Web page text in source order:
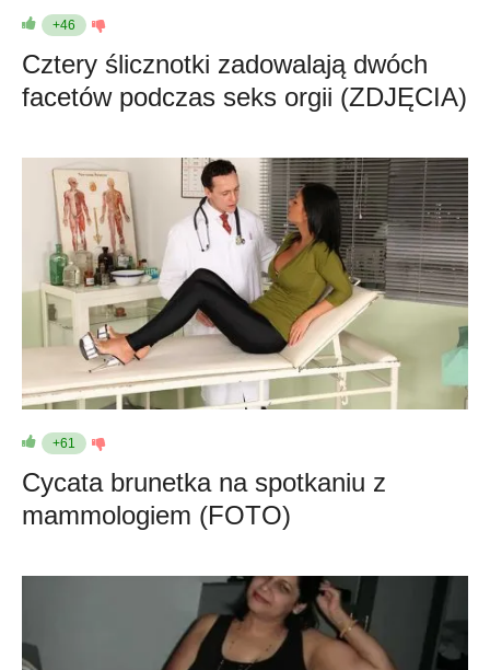
+46
Cztery ślicznotki zadowalają dwóch
facetów podczas seks orgii (ZDJĘCIA)
+61
Cycata brunetka na spotkaniu z
mammologiem (FOTO)